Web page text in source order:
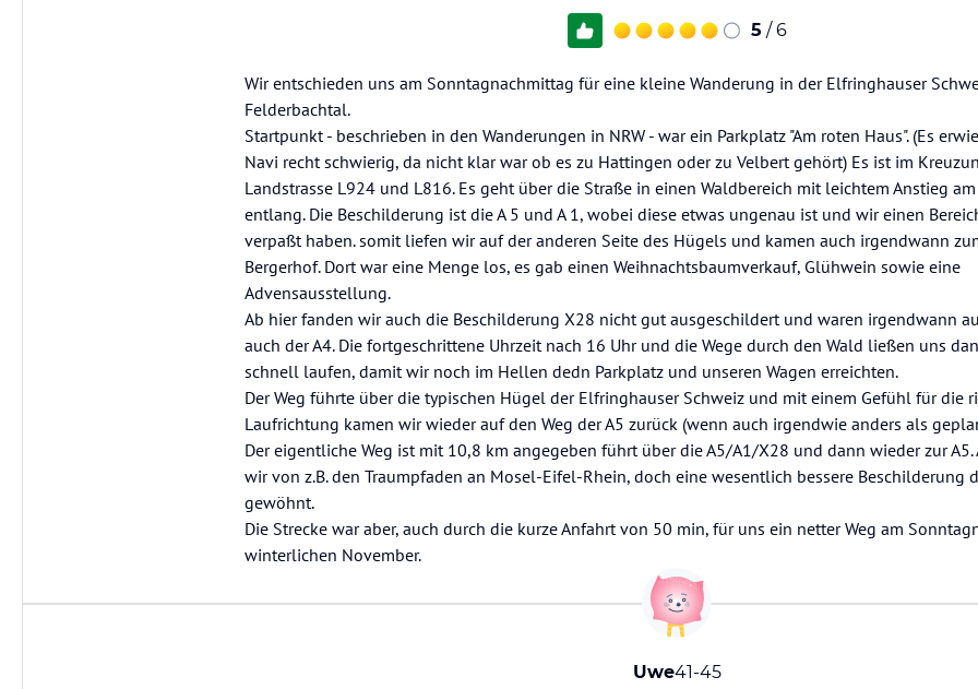
5 / 6
Wir entschieden uns am Sonntagnachmittag für eine kleine Wanderung in der Elfringhauser
Felderbachtal.
Startpunkt - beschrieben in den Wanderungen in NRW - war ein Parkplatz "Am roten Haus". (Es
Navi recht schwierig, da nicht klar war ob es zu Hattingen oder zu Velbert gehört) Es ist im
Landstrasse L924 und L816. Es geht über die Straße in einen Waldbereich mit leichtem Anstieg
entlang. Die Beschilderung ist die A 5 und A 1, wobei diese etwas ungenau ist und wir einen
verpaßt haben. somit liefen wir auf der anderen Seite des Hügels und kamen auch irgendwann
Bergerhof. Dort war eine Menge los, es gab einen Weihnachtsbaumverkauf, Glühwein sowie eine
Advensausstellung.
Ab hier fanden wir auch die Beschilderung X28 nicht gut ausgeschildert und waren irgendwann
auch der A4. Die fortgeschrittene Uhrzeit nach 16 Uhr und die Wege durch den Wald ließen uns
schnell laufen, damit wir noch im Hellen dedn Parkplatz und unseren Wagen erreichten.
Der Weg führte über die typischen Hügel der Elfringhauser Schweiz und mit einem Gefühl für die
Laufrichtung kamen wir wieder auf den Weg der A5 zurück (wenn auch irgendwie anders als
Der eigentliche Weg ist mit 10,8 km angegeben führt über die A5/A1/X28 und dann wieder zur
wir von z.B. den Traumpfaden an Mosel-Eifel-Rhein, doch eine wesentlich bessere Beschilderung
gewöhnt.
Die Strecke war aber, auch durch die kurze Anfahrt von 50 min, für uns ein netter Weg am
winterlichen November.
Uwe41-45